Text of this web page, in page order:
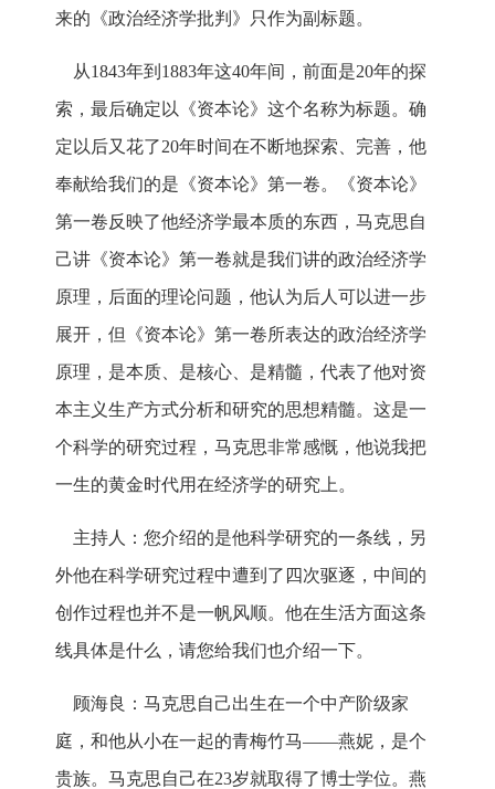
来的《政治经济学批判》只作为副标题。
从1843年到1883年这40年间，前面是20年的探
索，最后确定以《资本论》这个名称为标题。确
定以后又花了20年时间在不断地探索、完善，他
奉献给我们的是《资本论》第一卷。《资本论》
第一卷反映了他经济学最本质的东西，马克思自
己讲《资本论》第一卷就是我们讲的政治经济学
原理，后面的理论问题，他认为后人可以进一步
展开，但《资本论》第一卷所表达的政治经济学
原理，是本质、是核心、是精髓，代表了他对资
本主义生产方式分析和研究的思想精髓。这是一
个科学的研究过程，马克思非常感慨，他说我把
一生的黄金时代用在经济学的研究上。
主持人：您介绍的是他科学研究的一条线，另
外他在科学研究过程中遭到了四次驱逐，中间的
创作过程也并不是一帆风顺。他在生活方面这条
线具体是什么，请您给我们也介绍一下。
顾海良：马克思自己出生在一个中产阶级家
庭，和他从小在一起的青梅竹马——燕妮，是个
贵族。马克思自己在23岁就取得了博士学位。燕